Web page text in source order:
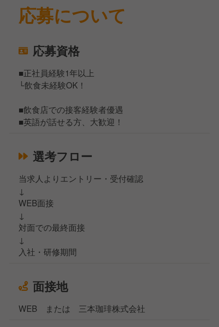
応募について
応募資格
■正社員経験1年以上
└飲食未経験OK！
■飲食店での接客経験者優遇
■英語が話せる方、大歓迎！
選考フロー
当求人よりエントリー・受付確認
↓
WEB面接
↓
対面での最終面接
↓
入社・研修期間
面接地
WEB または 三本珈琲株式会社